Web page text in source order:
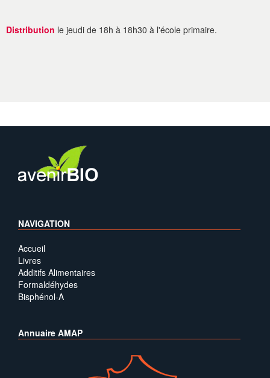
Distribution le jeudi de 18h à 18h30 à l'école primaire.
NAVIGATION
Accueil
Livres
Additifs Alimentaires
Formaldéhydes
Bisphénol-A
Annuaire AMAP